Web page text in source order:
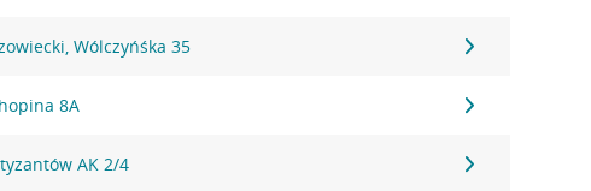
Wólczyńśka 35
8A
AK 2/4